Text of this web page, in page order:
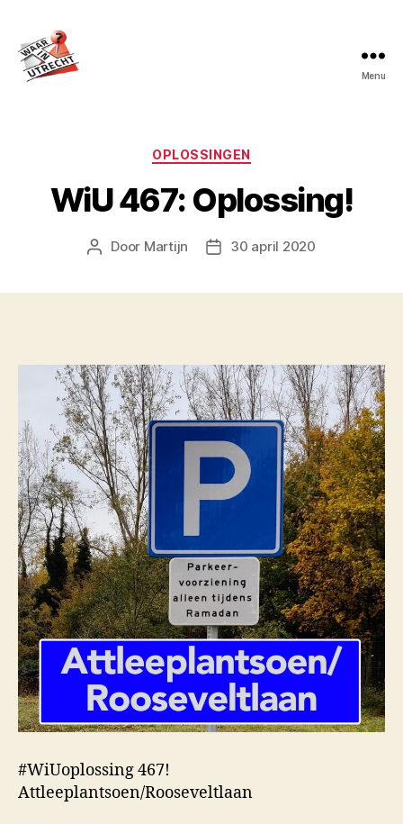
Menu
Categorieën
OPLOSSINGEN
WiU 467: Oplossing!
Berichtauteur
Door Martijn Berichtdatum
30 april 2020
#WiUoplossing 467!
Attleeplantsoen/Rooseveltlaan